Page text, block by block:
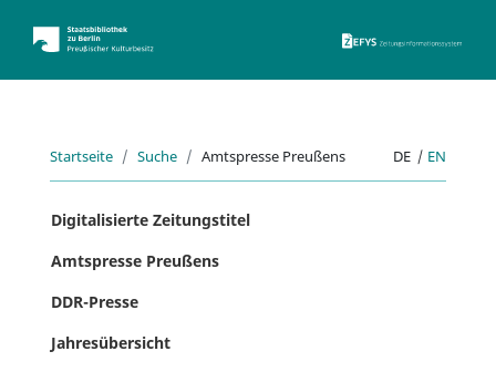
Startseite Suche Amtspresse Preußens DE | EN
Digitalisierte Zeitungstitel
Amtspresse Preußens
DDR-Presse
Jahresübersicht